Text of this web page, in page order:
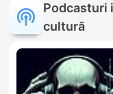
Podcasturi
cultură